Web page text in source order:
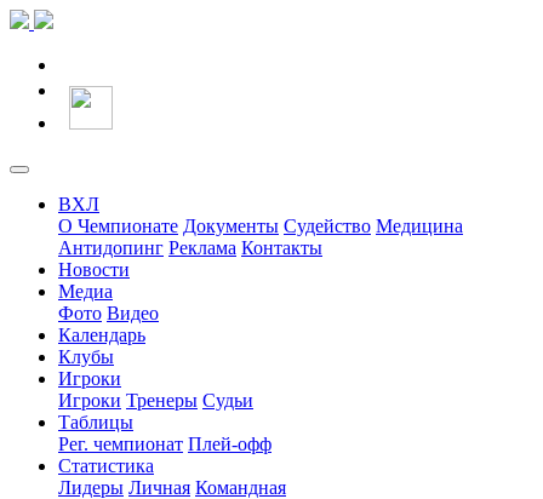
ВХЛ
О Чемпионате Документы Судейство Медицина
Антидопинг Реклама Контакты
Новости
Медиа
Фото Видео
Календарь
Клубы
Игроки
Игроки Тренеры Судьи
Таблицы
Рег. чемпионат Плей-офф
Статистика
Лидеры Личная Командная